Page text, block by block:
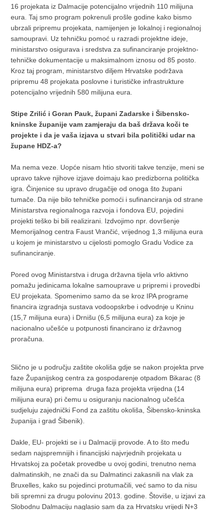
16 projekata iz Dalmacije potencijalno vrijednih 110 milijuna
eura. Taj smo program pokrenuli prošle godine kako bismo
ubrzali pripremu projekata, namijenjen je lokalnoj i regionalnoj
samoupravi. Uz tehničku pomoć u razradi projektne ideje,
ministarstvo osigurava i sredstva za sufinanciranje projektno-
tehničke dokumentacije u maksimalnom iznosu od 85 posto.
Kroz taj program, ministarstvo diljem Hrvatske podržava
pripremu 48 projekata poslovne i turističke infrastrukture
potencijalno vrijednih 580 milijuna eura.
Stipe Zrilić i Goran Pauk, župani Zadarske i Šibensko-
kninske županije vam zamjeraju da baš država koči te
projekte i da je vaša izjava u stvari bila politički udar na
župane HDZ-a?
Ma nema veze. Uopće nisam htio stvoriti takve tenzije, meni se
upravo takve njihove izjave doimaju kao predizborna politička
igra. Činjenice su upravo drugačije od onoga što župani
tumače. Da nije bilo tehničke pomoći i sufinanciranja od strane
Ministarstva regionalnoga razvoja i fondova EU, pojedini
projekti teško bi bili realizirani. Izdvojimo npr. dovršenje
Memorijalnog centra Faust Vrančić, vrijednog 1,3 milijuna eura
u kojem je ministarstvo u cijelosti pomoglo Gradu Vodice za
sufinanciranje.
Pored ovog Ministarstva i druga državna tijela vrlo aktivno
pomažu jedinicama lokalne samouprave u pripremi i provedbi
EU projekata. Spomenimo samo da se kroz IPA programe
financira izgradnja sustava vodoopskrbe i odvodnje u Kninu
(15,7 milijuna eura) i Drnišu (6,5 milijuna eura) za koje je
nacionalno učešće u potpunosti financirano iz državnog
proračuna.
Slično je u području zaštite okoliša gdje se nakon projekta prve
faze Županijskog centra za gospodarenje otpadom Bikarac (8
milijuna eura) priprema druga faza projekta vrijedna (14
milijuna eura) pri čemu u osiguranju nacionalnog učešća
sudjeluju zajednički Fond za zaštitu okoliša, Šibensko-kninska
županija i grad Šibenik).
Dakle, EU- projekti se i u Dalmaciji provode. A to što među
sedam najspremnijih i financijski najvrjednih projekata u
Hrvatskoj za početak provedbe u ovoj godini, trenutno nema
dalmatinskih, ne znači da su Dalmatinci zakasnili na vlak za
Bruxelles, kako su pojedinci protumačili, već samo to da nisu
bili spremni za drugu polovinu 2013. godine. Štoviše, u izjavi za
Slobodnu Dalmaciju naglasio sam da za Hrvatsku vrijedi N+3